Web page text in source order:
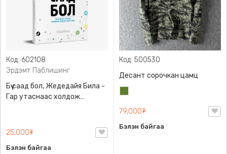
Код: 602108
Эрдэмт Паблишинг
Бүү саад бол, Жедедайя Била -
Гар утаснаас холдож
9789919235192
25,000₮
Бэлэн байгаа
Код: 500530
Десант сорочкан цамц
79,000₮
Бэлэн байгаа